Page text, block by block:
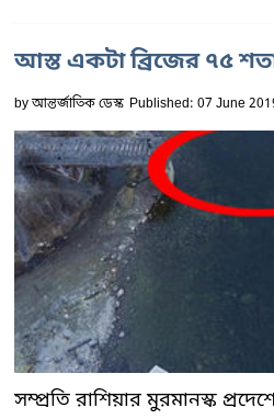
আস্ত একটা ব্রিজের ৭৫
byআন্তর্জাতিক ডেস্ক Published: 07 June
সম্প্রতি রাশিয়ার মুরমানস্ক